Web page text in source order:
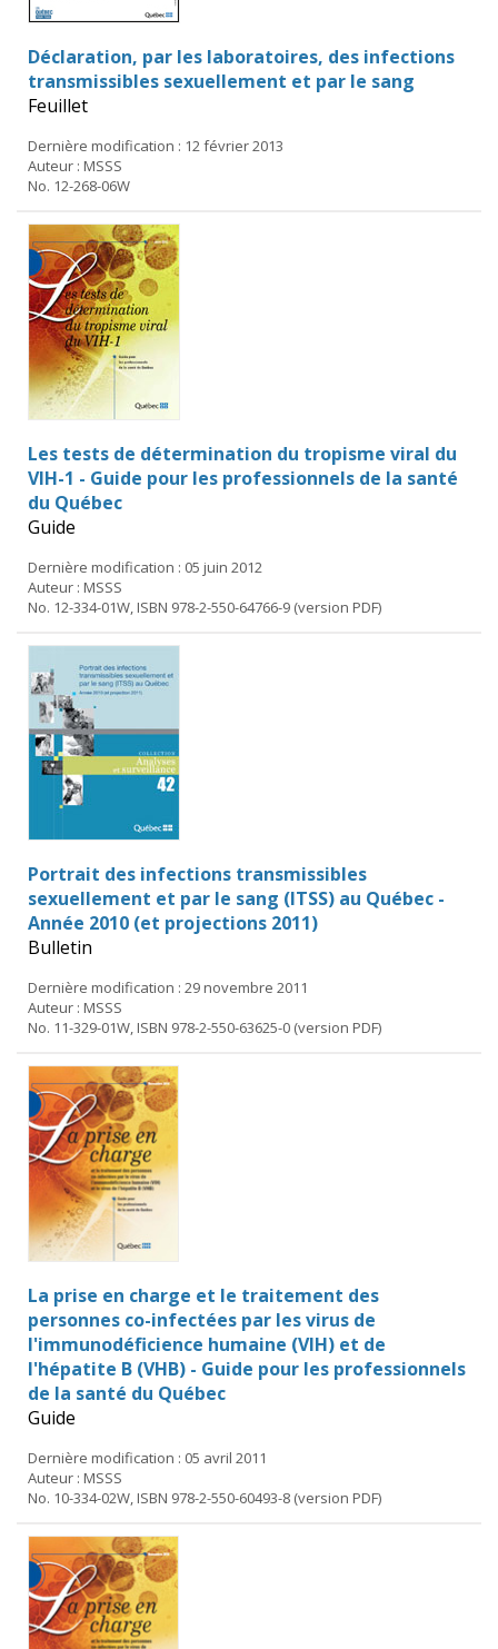
Déclaration, par les laboratoires, des infections
transmissibles sexuellement et par le sang
Feuillet
Dernière modification : 12 février 2013
Auteur : MSSS
No. 12-268-06W
Les tests de détermination du tropisme viral du
VIH-1 - Guide pour les professionnels de la santé
du Québec
Guide
Dernière modification : 05 juin 2012
Auteur : MSSS
No. 12-334-01W, ISBN 978-2-550-64766-9 (version PDF)
Portrait des infections transmissibles
sexuellement et par le sang (ITSS) au Québec -
Année 2010 (et projections 2011)
Bulletin
Dernière modification : 29 novembre 2011
Auteur : MSSS
No. 11-329-01W, ISBN 978-2-550-63625-0 (version PDF)
La prise en charge et le traitement des
personnes co-infectées par les virus de
l'immunodéficience humaine (VIH) et de
l'hépatite B (VHB) - Guide pour les professionnels
de la santé du Québec
Guide
Dernière modification : 05 avril 2011
Auteur : MSSS
No. 10-334-02W, ISBN 978-2-550-60493-8 (version PDF)